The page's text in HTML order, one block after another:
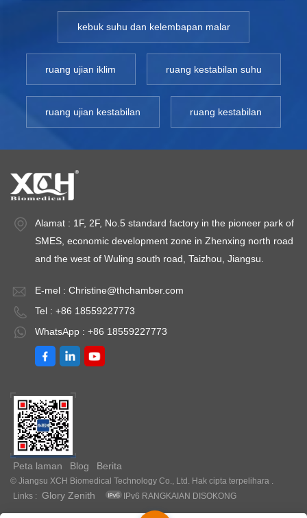
kebuk suhu dan kelembapan malar
ruang ujian iklim ruang kestabilan suhu
ruang ujian kestabilan ruang kestabilan
Alamat : 1F, 2F, No.5 standard factory in the pioneer park of
SMES, economic development zone in Zhenxing north road
and the west of Wuling south road, Taizhou, Jiangsu.
E-mel : Christine@thchamber.com
Tel : +86 18559227773
WhatsApp : +86 18559227773
Peta laman Blog Berita
© Jiangsu XCH Biomedical Technology Co., Ltd. Hak cipta terpelihara .
Links :
Glory Zenith IPv6 RANGKAIAN DISOKONG